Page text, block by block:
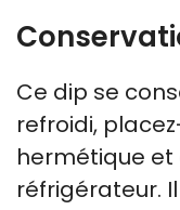
Ce dip se
refroidi,
hermétique
réfrigérateur.